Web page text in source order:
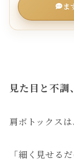
ま
見た目と不
肩ボトックスは
「細く見せる